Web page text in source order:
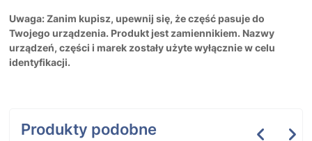
Uwaga: Zanim kupisz, upewnij się, że część pasuje do
Twojego urządzenia. Produkt jest zamiennikiem. Nazwy
urządzeń, części i marek zostały użyte wyłącznie w celu
identyfikacji.
Produkty podobne